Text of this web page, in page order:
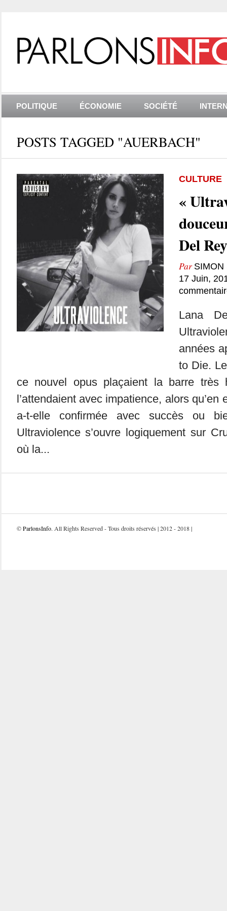
POLITIQUE ÉCONOMIE SOCIÉTÉ
POSTS TAGGED "AUERBACH"
CULTURE
«
Del Rey
Par SIMON
17 Juin,
Lana
années
to Die.
ce nouvel opus plaçaient la barre très
l’attendaient avec impatience, alors qu’en
a-t-elle confirmée avec succès ou
Ultraviolence s’ouvre logiquement sur
où la...
©ParlonsInfo. All Rights Reserved - Tous droits réservés | 2012 - 2018 |